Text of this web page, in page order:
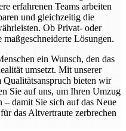
erfahrenen Teams arbeiten
und gleichzeitig die
Ob Privat- oder
Lösungen.
ein Wunsch, den das
umsetzt. Mit unserer
bieten wir
Sie auf uns, um Ihren Umzug
– damit Sie sich auf das Neue
das Altvertraute zerbrechen